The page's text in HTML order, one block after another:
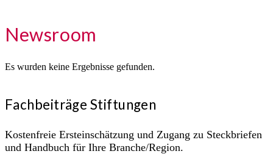
Newsroom
Es wurden keine Ergebnisse gefunden.
Fachbeiträge Stiftungen
Kostenfreie Ersteinschätzung und Zugang zu Steckbriefen
und Handbuch für Ihre Branche/Region.